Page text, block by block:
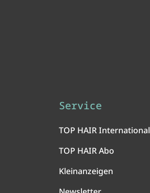
Service
TOP HAIR International
TOP HAIR Abo
Kleinanzeigen